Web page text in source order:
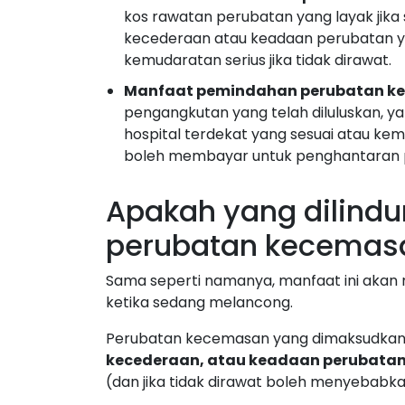
kos rawatan perubatan yang layak
kecederaan atau keadaan perubatan
kemudaratan serius jika tidak dirawat.
Manfaat pemindahan perubatan
pengangkutan yang telah diluluskan,
hospital terdekat yang sesuai atau
boleh membayar untuk penghantaran
Apakah yang
perubatan
Sama seperti namanya, manfaat ini
ketika sedang melancong.
Perubatan kecemasan yang
kecederaan, atau keadaan
(dan jika tidak dirawat boleh